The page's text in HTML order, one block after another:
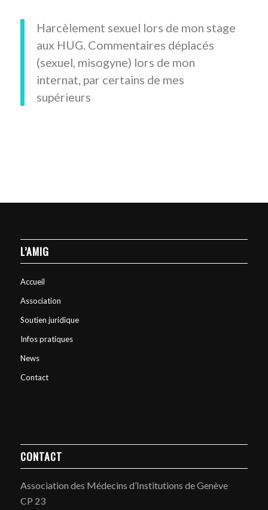
Harcèlement sexuel lors de mon stage
aux HUG. Commentaires déplacés
(sexuel, misogyne) lors de mon
internat, par certains de mes
supérieurs
L’AMIG
Accueil
Association
Soutien juridique
Infos pratiques
News
Contact
CONTACT
Association des Médecins d’Institutions de Genève
CP 23